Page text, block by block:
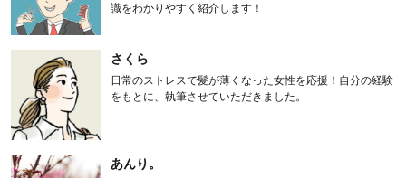
識をわかりやすく紹介します！
さくら
日常のストレスで髪が薄くなった女性を応援！自分の経験
をもとに、執筆させていただきました。
あんり。